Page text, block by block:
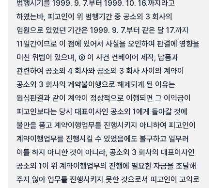
범행시기를 1999. 9. 7.부터 1999. 10. 16.까지라고
하였는바, 피고인이 위 범행기간 중 공소외 3 회사의
임원으로 있었던 기간은 1999. 9. 7.부터 같은 달 17.까지
11일간이므로 이 점에 있어서 사실을 오인하여 판결에 영향을
미친 위법이 있으며, ⑤ 이 사건 컨베이어 제작, 납품과
관련하여 공소외 4 회사와 공소외 3 회사 사이의 계약이
공소외 3 회사의 계약불이행으로 해제되게 된 이유는
원심판결과 같이 계약이 정상적으로 이행되면 그 이익금이
피고인보다는 당시 대표이사인 공소외 1에게 돌아갈 것에
불만을 품고 계약이행업무를 진행시키지 아니하여 피고인이
계약이행업무를 진행시킬 수 있었음에도 불구하고 일부러
이를 하지 아니한 것이 아니라, 공소외 3 회사의 대표이사인
공소외 1이 위 계약이행업무의 진행에 필요한 자금을 조달해
주지 않아 업무를 진행시키지 못한 것으로서 피고인이 고의로